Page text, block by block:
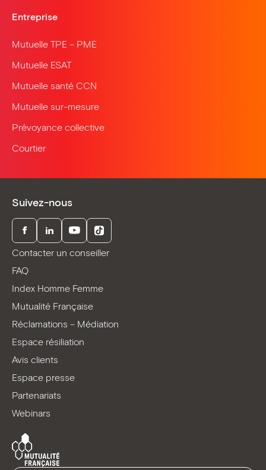
Entreprise
Mutuelle TPE – PME
Mutuelle ESAT
Mutuelle santé CCN
Mutuelle sur-mesure
Prévoyance collective
Courtier
Suivez-nous
FacebookLinkedInYoutubeTikTok
Contacter un conseiller
FAQ
Index Homme Femme
Mutualité Française
Réclamations – Médiation
Espace résiliation
Avis clients
Espace presse
Partenariats
Webinars